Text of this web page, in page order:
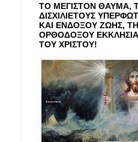
ΤΟ ΜΕΓΙΣΤΟΝ ΘΑΥΜΑ,
ΔΙΣΧΙΛΙΕΤΟΥΣ
ΚΑΙ ΕΝΔΟΞΟΥ ΖΩΗΣ,
ΟΡΘΟΔΟΞΟΥ
ΤΟΥ ΧΡΙΣΤΟΥ!